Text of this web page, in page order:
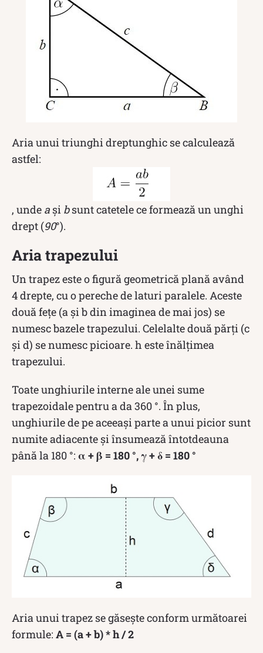
Aria unui triunghi dreptunghic se calculează
astfel:
, unde a și bsunt catetele ce formează un unghi
drept (90°).
Aria trapezului
Un trapez este o figură geometrică plană având
4 drepte, cu o pereche de laturi paralele. Aceste
două fețe (a și b din imaginea de mai jos) se
numesc bazele trapezului. Celelalte două părți (c
și d) se numesc picioare. h este înălțimea
trapezului.
Toate unghiurile interne ale unei sume
trapezoidale pentru a da 360 °. În plus,
unghiurile de pe aceeași parte a unui picior sunt
numite adiacente și însumează întotdeauna
până la 180 °: α + β = 180 °, γ + δ = 180 °
Aria unui trapez se găsește conform următoarei
formule: A = (a + b) * h / 2